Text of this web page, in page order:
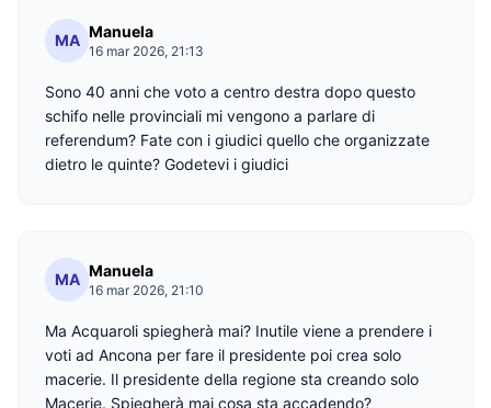
MA Manuela
16 mar 2026, 21:13
Sono 40 anni che voto a centro destra dopo questo
schifo nelle provinciali mi vengono a parlare di
referendum? Fate con i giudici quello che organizzate
dietro le quinte? Godetevi i giudici
MA Manuela
16 mar 2026, 21:10
Ma Acquaroli spiegherà mai? Inutile viene a prendere i
voti ad Ancona per fare il presidente poi crea solo
macerie. Il presidente della regione sta creando solo
Macerie. Spiegherà mai cosa sta accadendo?